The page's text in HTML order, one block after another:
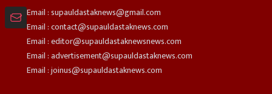
Email : supauldastaknews@gmail.com
Email : contact@supauldastaknews.com
Email : editor@supauldastaknewsnews.com
Email : advertisement@supauldastaknews.com
Email : joinus@supauldastaknews.com